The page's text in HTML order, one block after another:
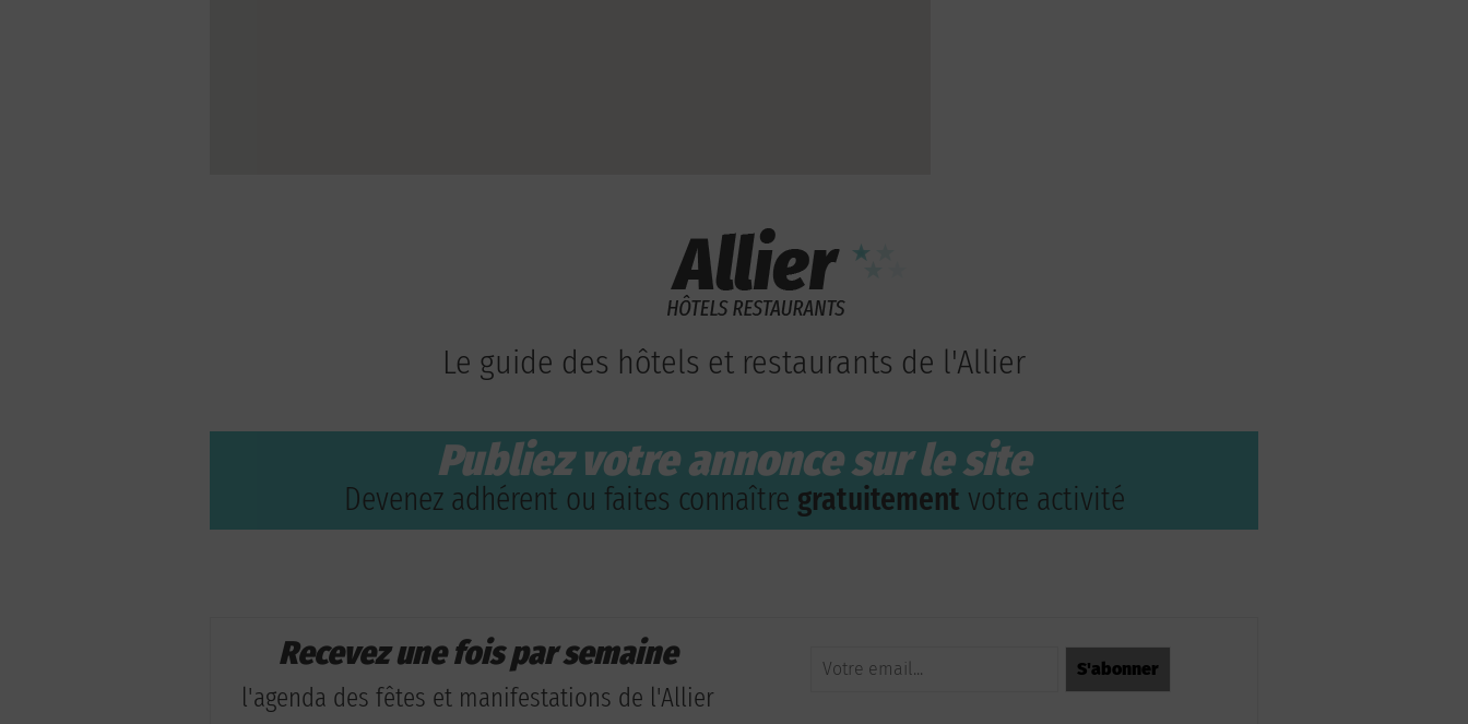
Le guide des hôtels et restaurants de l'Allier
Publiez votre annonce sur le site
Devenez adhérent ou faites connaître gratuitement votre activité
Recevez une fois par semaine
l'agenda des fêtes et manifestations de l'Allier